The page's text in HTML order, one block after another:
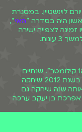
לוינשטיין. במסגרת
היה בסדרה "האי",
זמינה לצפייה ישירה
בשנת 2008 ערכה את סרט הסטודנטים "18 קילומטר". שנתיים
לאחר מכן החלה לשחק בסדרה "15 דקות". בשנת 2012 שיחקה
שנה שיחקה גם
בסרט הקצר "שליטה מלאה". בשנת 2014 אפרכת בן יעקב ערכה